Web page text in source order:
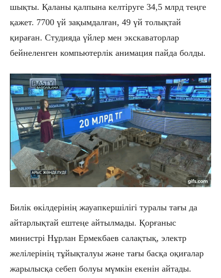
шықты. Қаланы қалпына келтіруге 34,5 млрд теңге
қажет. 7700 үй зақымдалған, 49 үй толықтай
қираған. Студияда үйлер мен экскаваторлар
бейнеленген компьютерлік анимация пайда болды.
Билік өкілдерінің жауапкершілігі туралы тағы да
айтарлықтай ештеңе айтылмады. Қорғаныс
министрі Нұрлан Ермекбаев салақтық, электр
желілерінің тұйықталуы және тағы басқа оқиғалар
жарылысқа себеп болуы мүмкін екенін айтады.